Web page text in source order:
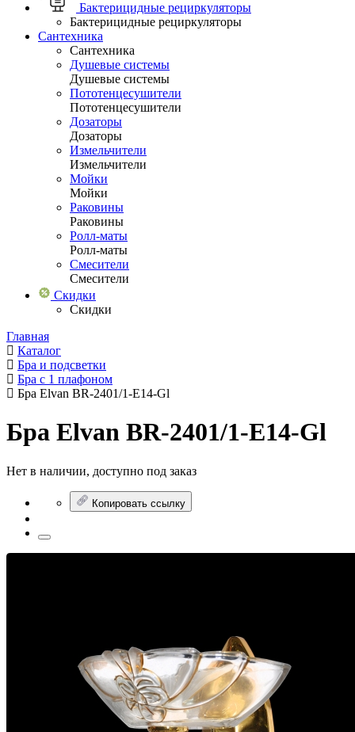
Бактерицидные рециркуляторы
Бактерицидные рециркуляторы
Сантехника
Сантехника
Душевые системы
Душевые системы
Пототенцесушители
Пототенцесушители
Дозаторы
Дозаторы
Измельчители
Измельчители
Мойки
Мойки
Раковины
Раковины
Ролл-маты
Ролл-маты
Смесители
Смесители
Скидки
Скидки
Главная
Каталог
Бра и подсветки
Бра с 1 плафоном
Бра Elvan BR-2401/1-E14-Gl
Бра Elvan BR-2401/1-E14-Gl
Нет в наличии, доступно под заказ
Копировать ссылку